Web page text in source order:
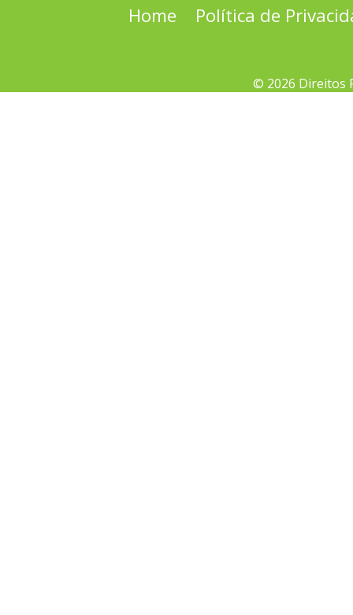
Home Política de
© 2026 Direitos